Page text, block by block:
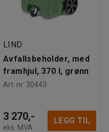
LIND
Avfallsbeholder, med
framhjul, 370 l, grønn
Art. nr: 30443
3 270,-
eks. MVA
LEGG TIL